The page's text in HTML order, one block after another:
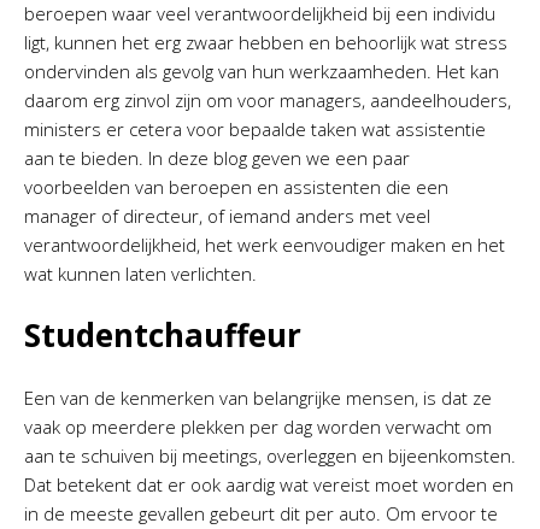
beroepen waar veel verantwoordelijkheid bij een individu
ligt, kunnen het erg zwaar hebben en behoorlijk wat stress
ondervinden als gevolg van hun werkzaamheden. Het kan
daarom erg zinvol zijn om voor managers, aandeelhouders,
ministers er cetera voor bepaalde taken wat assistentie
aan te bieden. In deze blog geven we een paar
voorbeelden van beroepen en assistenten die een
manager of directeur, of iemand anders met veel
verantwoordelijkheid, het werk eenvoudiger maken en het
wat kunnen laten verlichten.
Studentchauffeur
Een van de kenmerken van belangrijke mensen, is dat ze
vaak op meerdere plekken per dag worden verwacht om
aan te schuiven bij meetings, overleggen en bijeenkomsten.
Dat betekent dat er ook aardig wat vereist moet worden en
in de meeste gevallen gebeurt dit per auto. Om ervoor te